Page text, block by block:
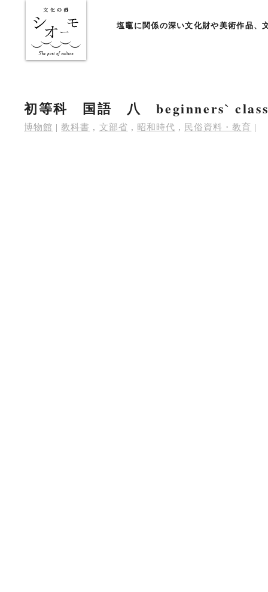
塩竈に関係の深い文化財や美術作品、
初等科 国語 八 beginners` class
博物館 | 教科書 , 文部省 , 昭和時代 , 民俗資料・教育 |